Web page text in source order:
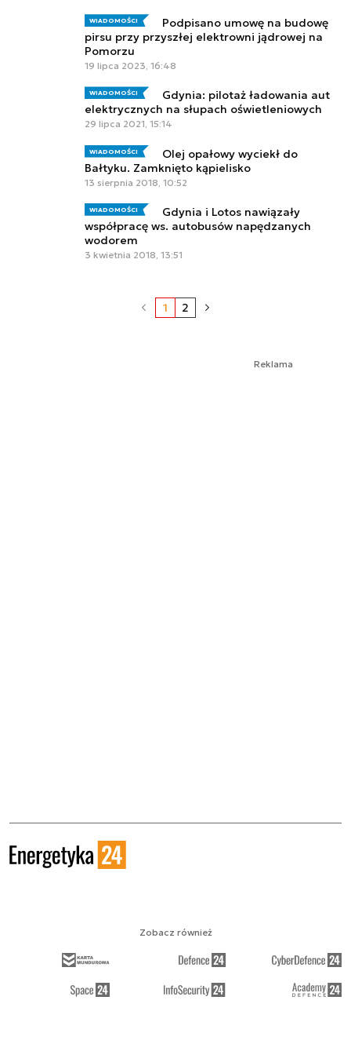
WIADOMOŚCI
Podpisano umowę na budowę
pirsu przy przyszłej elektrowni jądrowej na
Pomorzu
19 lipca 2023, 16:48
WIADOMOŚCI
Gdynia: pilotaż ładowania aut
elektrycznych na słupach oświetleniowych
29 lipca 2021, 15:14
WIADOMOŚCI
Olej opałowy wyciekł do
Bałtyku. Zamknięto kąpielisko
13 sierpnia 2018, 10:52
WIADOMOŚCI
Gdynia i Lotos nawiązały
współpracę ws. autobusów napędzanych
wodorem
3 kwietnia 2018, 13:51
1 2
Reklama
Zobacz również